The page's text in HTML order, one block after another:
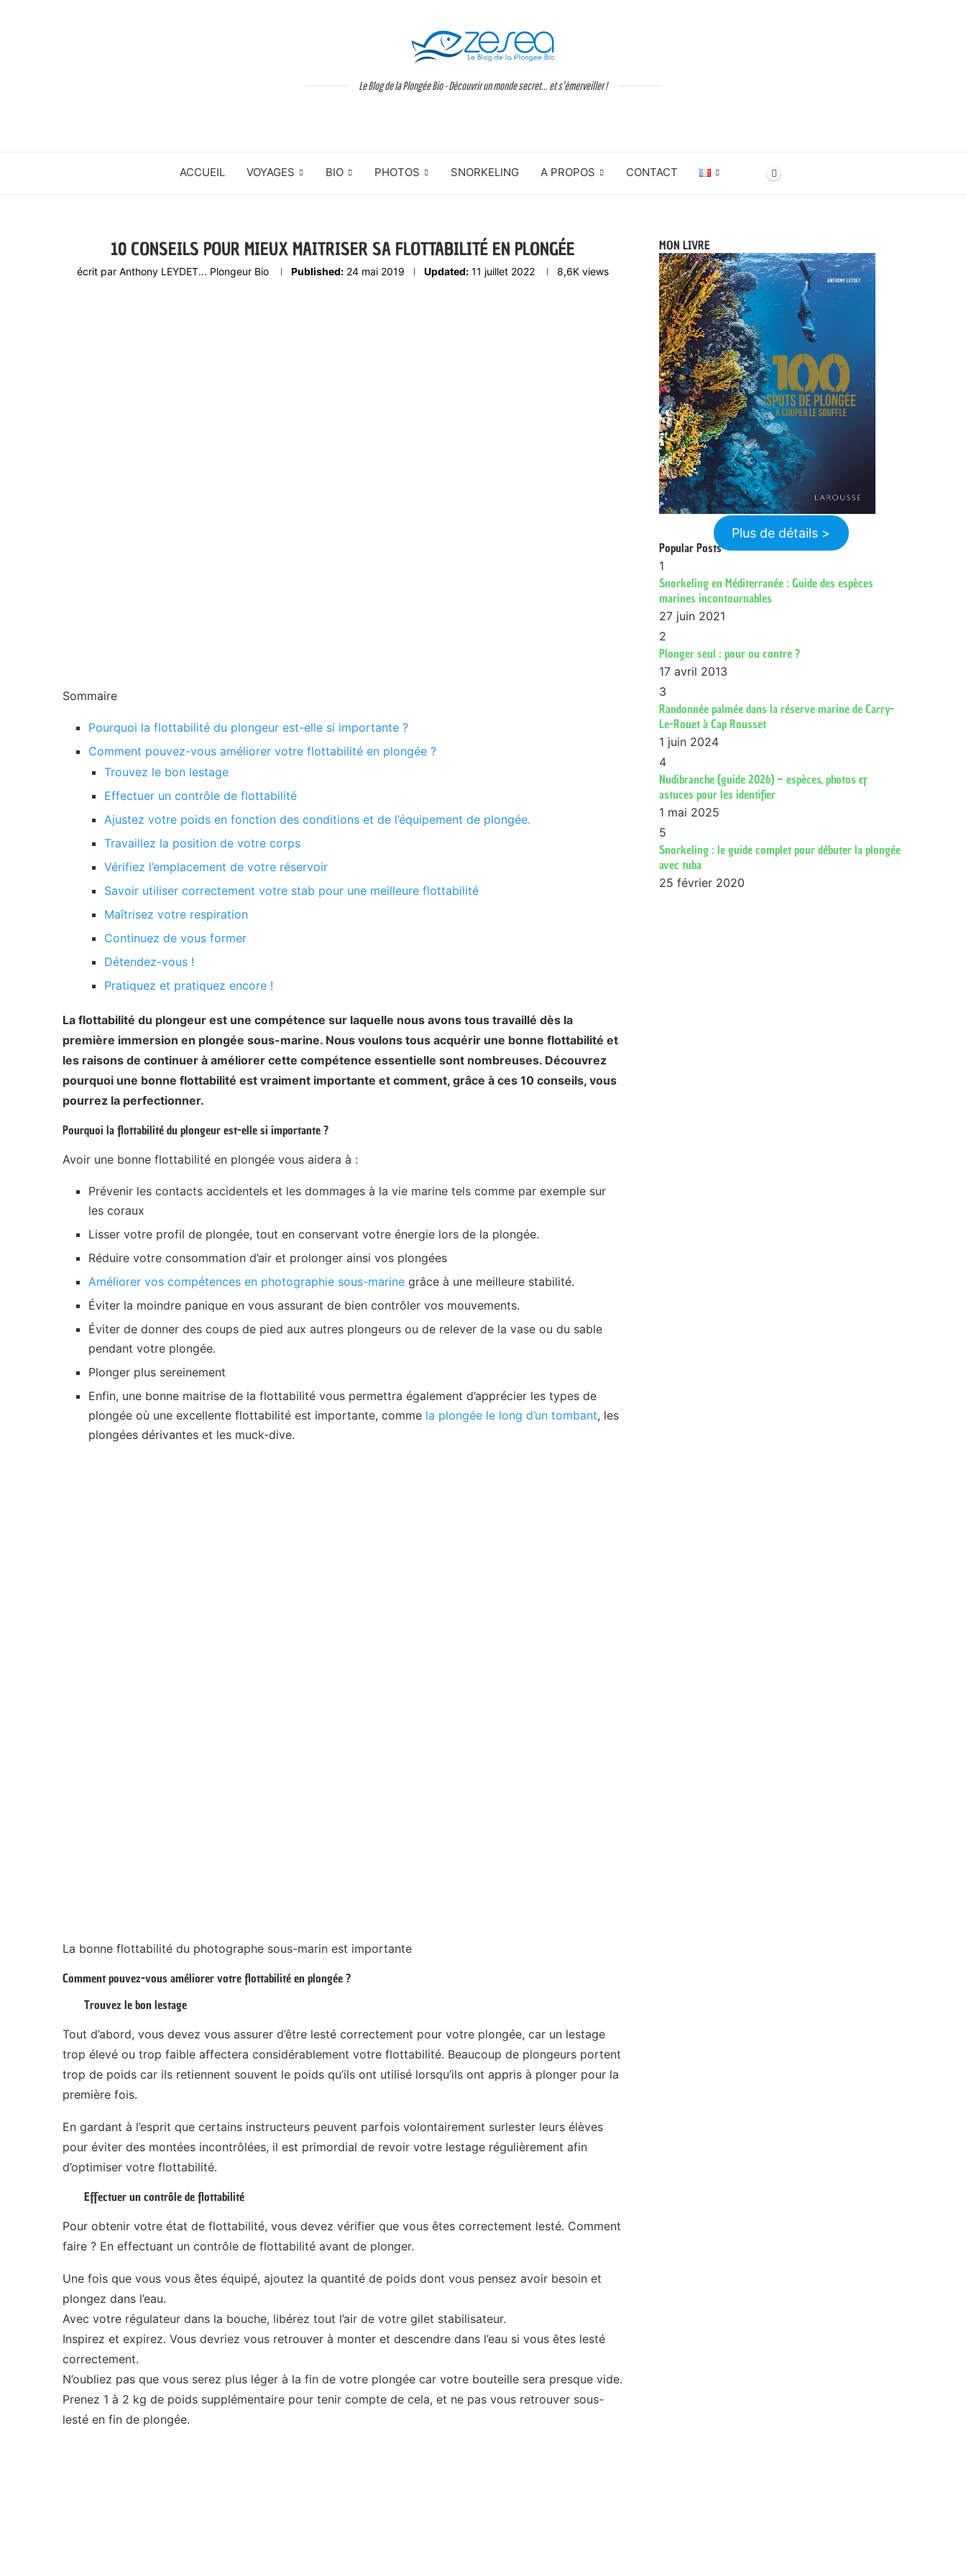
Le Blog de la Plongée Bio - Découvrir un monde secret... et s'émerveiller !
ACCUEIL VOYAGES BIO PHOTOS SNORKELING A PROPOS CONTACT
10 CONSEILS POUR MIEUX MAITRISER SA FLOTTABILITÉ EN PLONGÉE
écrit par Anthony LEYDET... Plongeur Bio Published: 24 mai 2019 Updated: 11 juillet 2022 8,6Kviews
Sommaire
Pourquoi la flottabilité du plongeur est-elle si importante ?
Comment pouvez-vous améliorer votre flottabilité en plongée ?
Trouvez le bon lestage
Effectuer un contrôle de flottabilité
Ajustez votre poids en fonction des conditions et de l’équipement de plongée.
Travaillez la position de votre corps
Vérifiez l’emplacement de votre réservoir
Savoir utiliser correctement votre stab pour une meilleure flottabilité
Maîtrisez votre respiration
Continuez de vous former
Détendez-vous !
Pratiquez et pratiquez encore !
La flottabilité du plongeur est une compétence sur laquelle nous avons tous travaillé dès la
première immersion en plongée sous-marine. Nous voulons tous acquérir une bonne flottabilité et
les raisons de continuer à améliorer cette compétence essentielle sont nombreuses. Découvrez
pourquoi une bonne flottabilité est vraiment importante et comment, grâce à ces 10 conseils, vous
pourrez la perfectionner.
Pourquoi la flottabilité du plongeur est-elle si importante ?
Avoir une bonne flottabilité en plongée vous aidera à :
Prévenir les contacts accidentels et les dommages à la vie marine tels comme par exemple sur
les coraux
Lisser votre profil de plongée, tout en conservant votre énergie lors de la plongée.
Réduire votre consommation d’air et prolonger ainsi vos plongées
Améliorer vos compétences en photographie sous-marine grâce à une meilleure stabilité.
Éviter la moindre panique en vous assurant de bien contrôler vos mouvements.
Éviter de donner des coups de pied aux autres plongeurs ou de relever de la vase ou du sable
pendant votre plongée.
Plonger plus sereinement
Enfin, une bonne maitrise de la flottabilité vous permettra également d’apprécier les types de
plongée où une excellente flottabilité est importante, comme la plongée le long d’un tombant, les
plongées dérivantes et les muck-dive.
La bonne flottabilité du photographe sous-marin est importante
Comment pouvez-vous améliorer votre flottabilité en plongée ?
Trouvez le bon lestage
Tout d’abord, vous devez vous assurer d’être lesté correctement pour votre plongée, car un lestage
trop élevé ou trop faible affectera considérablement votre flottabilité. Beaucoup de plongeurs portent
trop de poids car ils retiennent souvent le poids qu’ils ont utilisé lorsqu’ils ont appris à plonger pour la
première fois.
En gardant à l’esprit que certains instructeurs peuvent parfois volontairement surlester leurs élèves
pour éviter des montées incontrôlées, il est primordial de revoir votre lestage régulièrement afin
d’optimiser votre flottabilité.
Effectuer un contrôle de flottabilité
Pour obtenir votre état de flottabilité, vous devez vérifier que vous êtes correctement lesté. Comment
faire ? En effectuant un contrôle de flottabilité avant de plonger.
Une fois que vous vous êtes équipé, ajoutez la quantité de poids dont vous pensez avoir besoin et
plongez dans l’eau.
Avec votre régulateur dans la bouche, libérez tout l’air de votre gilet stabilisateur.
Inspirez et expirez. Vous devriez vous retrouver à monter et descendre dans l’eau si vous êtes lesté
correctement.
N’oubliez pas que vous serez plus léger à la fin de votre plongée car votre bouteille sera presque vide.
Prenez 1 à 2 kg de poids supplémentaire pour tenir compte de cela, et ne pas vous retrouver sous-
lesté en fin de plongée.
MON LIVRE
Plus de détails >
Popular Posts
1
Snorkeling en Méditerranée : Guide des espèces
marines incontournables
27 juin 2021
2
Plonger seul : pour ou contre ?
17 avril 2013
3
Randonnée palmée dans la réserve marine de Carry-
Le-Rouet à Cap Rousset
1 juin 2024
4
Nudibranche (guide 2026) – espèces, photos &
astuces pour les identifier
1 mai 2025
5
Snorkeling : le guide complet pour débuter la plongée
avec tuba
25 février 2020